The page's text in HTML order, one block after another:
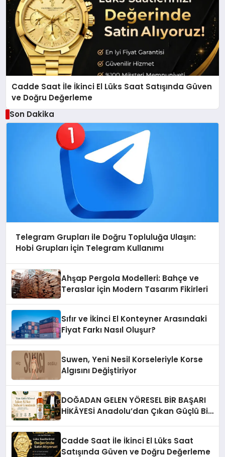
Cadde Saat İle İkinci El Lüks Saat Satışında Güven
ve Doğru Değerleme
Son Dakika
Telegram Grupları ile Doğru Topluluğa Ulaşın:
Hobi Grupları İçin Telegram Kullanımı
Ahşap Pergola Modelleri: Bahçe ve
Teraslar İçin Modern Tasarım Fikirleri
Sıfır ve İkinci El Konteyner Arasındaki
Fiyat Farkı Nasıl Oluşur?
Suwen, Yeni Nesil Korseleriyle Korse
Algısını Değiştiriyor
DOĞADAN GELEN YÖRESEL BİR BAŞARI
HİKÂYESİ Anadolu’dan Çıkan Güçlü Bir
Cadde Saat İle İkinci El Lüks Saat
Satışında Güven ve Doğru Değerleme